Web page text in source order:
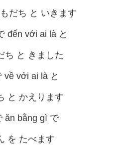
だち と いきます
đến với ai là と
ち と きました
về với ai là と
と かえります
ăn bằng gì で
を たべます